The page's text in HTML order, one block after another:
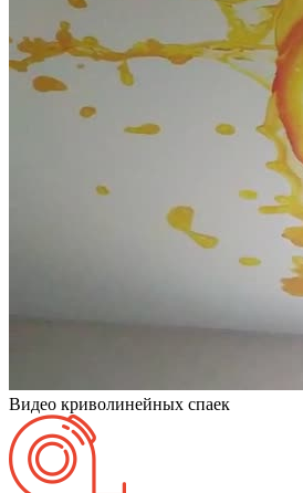
Видео криволинейных спаек